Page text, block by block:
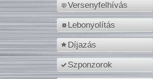
Versenyfelhívás
Lebonyolítás
Díjazás
Szponzorok